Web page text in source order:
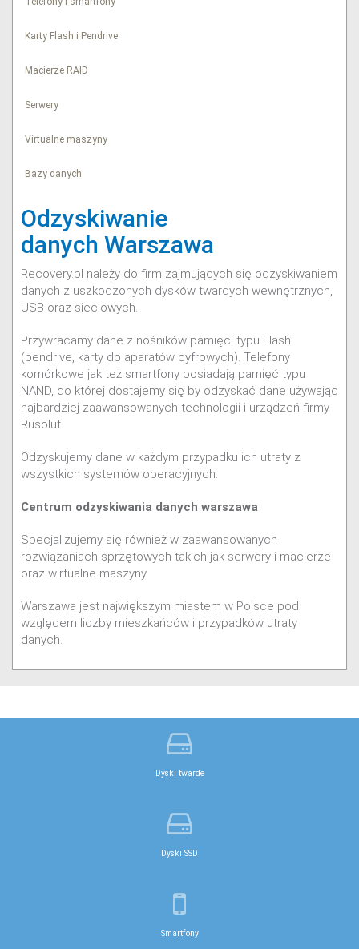
Karty Flash i Pendrive
Macierze RAID
Serwery
Virtualne maszyny
Bazy danych
Odzyskiwanie
danych Warszawa
Recovery.pl należy do firm zajmujących się odzyskiwaniem
danych z uszkodzonych dysków twardych wewnętrznych,
USB oraz sieciowych.
Przywracamy dane z nośników pamięci typu Flash
(pendrive, karty do aparatów cyfrowych). Telefony
komórkowe jak też smartfony posiadają pamięć typu
NAND, do której dostajemy się by odzyskać dane używając
najbardziej zaawansowanych technologii i urządzeń firmy
Rusolut.
Odzyskujemy dane w każdym przypadku ich utraty z
wszystkich systemów operacyjnych.
Centrum odzyskiwania danych warszawa
Specjalizujemy się również w zaawansowanych
rozwiązaniach sprzętowych takich jak serwery i macierze
oraz wirtualne maszyny.
Warszawa jest największym miastem w Polsce pod
względem liczby mieszkańców i przypadków utraty
danych.
Dyski twarde
Dyski SSD
Smartfony